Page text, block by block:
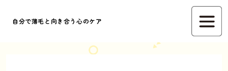
自分で薄毛と向き合う心のケア